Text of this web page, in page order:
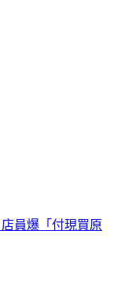
秘訣」曝 醫生也